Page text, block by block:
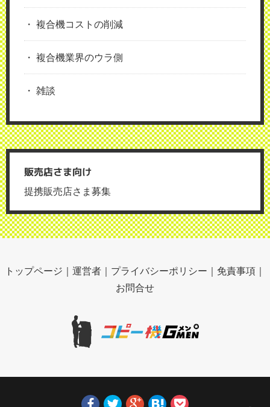
複合機コストの削減
複合機業界のウラ側
雑談
販売店さま向け
提携販売店さま募集
トップページ ｜ 運営者 ｜ プライバシーポリシー ｜ 免責事項 ｜
お問合せ